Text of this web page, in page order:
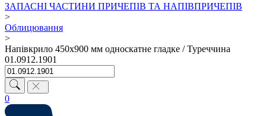
ЗАПАСНІ ЧАСТИНИ ПРИЧЕПІВ ТА НАПІВПРИЧЕПІВ
>
Облицювання
>
Напівкрило 450х900 мм односкатне гладке / Туреччина
01.0912.1901
0